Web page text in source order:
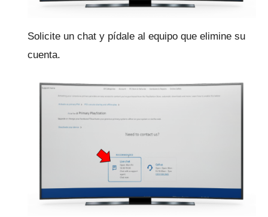
Solicite un chat y pídale al equipo que elimine su
cuenta.